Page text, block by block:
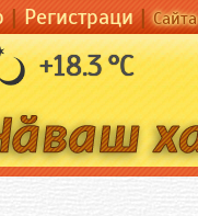
|Регистраци|
+18.3 °C